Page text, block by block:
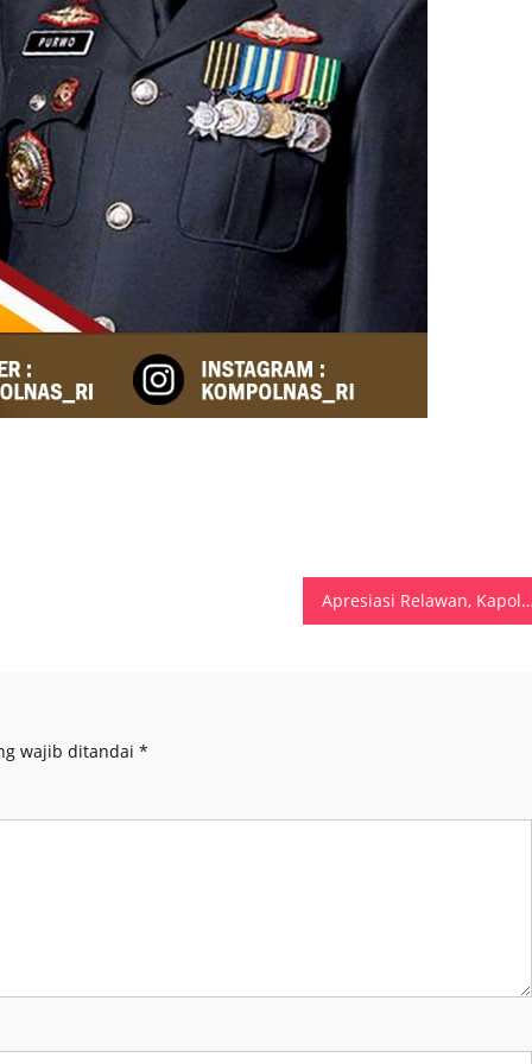
Apresiasi Relawan, Kapolri: Pandemi
wajib ditandai *